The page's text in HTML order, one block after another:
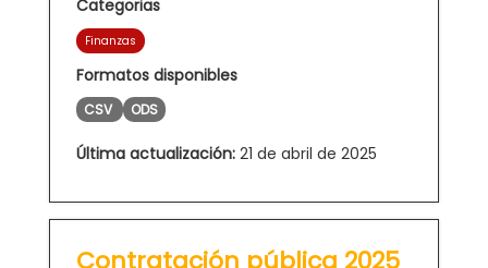
Categorias
Finanzas
Formatos disponibles
CSV ODS
Última actualización: 21 de abril de 2025
Contratación pública 2025